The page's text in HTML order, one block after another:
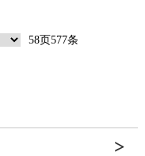
58页577条